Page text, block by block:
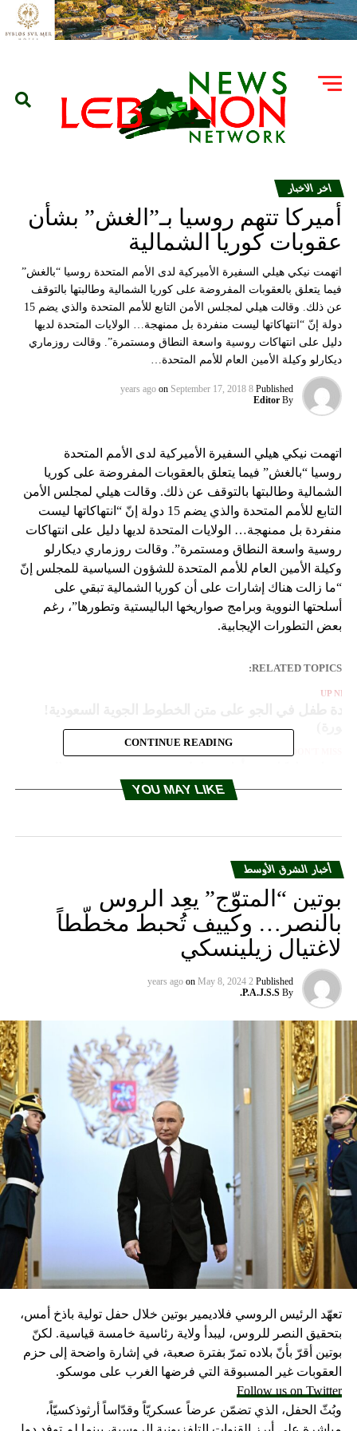
اخر الاخبار
أميركا تتهم روسيا بـ”الغش” بشأن
عقوبات كوريا الشمالية
اتهمت نيكي هيلي السفيرة الأميركية لدى الأمم المتحدة روسيا “بالغش”
فيما يتعلق بالعقوبات المفروضة على كوريا الشمالية وطالبتها بالتوقف
عن ذلك. وقالت هيلي لمجلس الأمن التابع للأمم المتحدة والذي يضم 15
دولة إنّ “انتهاكاتها ليست منفردة بل ممنهجة… الولايات المتحدة لديها
دليل على انتهاكات روسية واسعة النطاق ومستمرة”. وقالت روزماري
ديكارلو وكيلة الأمين العام للأمم المتحدة…
Published
8 years ago
on September 17, 2018
By
Editor
اتهمت نيكي هيلي السفيرة الأميركية لدى الأمم المتحدة
روسيا “بالغش” فيما يتعلق بالعقوبات المفروضة على كوريا
الشمالية وطالبتها بالتوقف عن ذلك. وقالت هيلي لمجلس الأمن
التابع للأمم المتحدة والذي يضم 15 دولة إنّ “انتهاكاتها ليست
منفردة بل ممنهجة… الولايات المتحدة لديها دليل على انتهاكات
روسية واسعة النطاق ومستمرة”. وقالت روزماري ديكارلو
وكيلة الأمين العام للأمم المتحدة للشؤون السياسية للمجلس إنّ
“ما زالت هناك إشارات على أن كوريا الشمالية تبقي على
أسلحتها النووية وبرامج صواريخها الباليستية وتطورها”، رغم
بعض التطورات الإيجابية.
RELATED TOPICS:
UP
CONTINUE READING
YOU MAY LIKE
أخبار الشرق الأوسط
بوتين “المتوّج” يعِد الروس
بالنصر… وكييف تُحبط مخطّطاً
لاغتيال زيلينسكي
Published
2 years ago
on May 8, 2024
By
P.A.J.S.S.
تعهّد الرئيس الروسي فلاديمير بوتين خلال حفل تولية باذخ أمس،
بتحقيق النصر للروس، ليبدأ ولاية رئاسية خامسة قياسية. لكنّ
بوتين أقرّ بأنّ بلاده تمرّ بفترة صعبة، في إشارة واضحة إلى حزم
العقوبات غير المسبوقة التي فرضها الغرب على موسكو.
Follow us on Twitter
وبُثّ الحفل، الذي تضمّن عرضاً عسكريّاً وقدّاساً أرثوذكسيّاً،